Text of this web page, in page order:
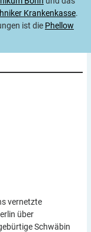
Krankenkasse.
ist die Phellow
vernetzte
über
Schwäbin